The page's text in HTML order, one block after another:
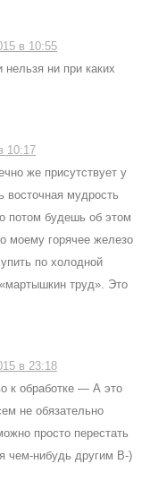
в 10:55
ни при каких
10:17
же присутствует у
восточная мудрость
потом будешь об этом
моему горячее железо
по холодной
труд». Это
в 23:18
к обработке — А это
не обязательно
просто перестать
чем-нибудь другим B-)